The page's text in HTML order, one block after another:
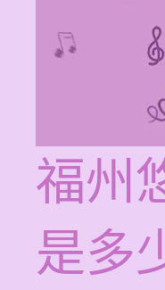
福州
是多